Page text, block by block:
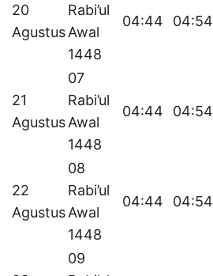
20
Agustus
Rabi’ul
Awal
1448
04:44 04:54
21
Agustus
07
Rabi’ul
Awal
1448
04:44 04:54
22
Agustus
08
Rabi’ul
Awal
1448
04:44 04:54
09